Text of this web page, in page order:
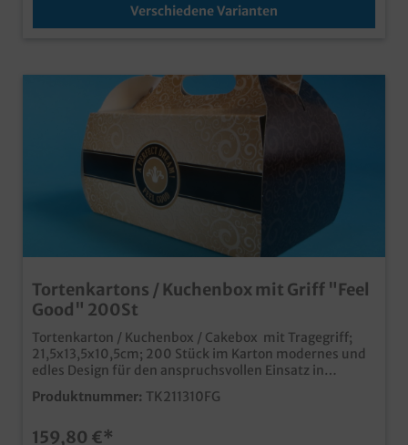
Verschiedene Varianten
Tortenkartons / Kuchenbox mit Griff "Feel
Good" 200St
Tortenkarton / Kuchenbox / Cakebox mit Tragegriff;
21,5x13,5x10,5cm; 200 Stück im Karton modernes und
edles Design für den anspruchsvollen Einsatz in
Kaffeehaus, Café, Konditorei und Bäckerei praktisch
und stylisch für Kuchen, Torten, Gebäck aber auch
Germany" auch mit Ihrem Unternehmensdesign oder
Produktnummer: TK211310FG
159,80 €*